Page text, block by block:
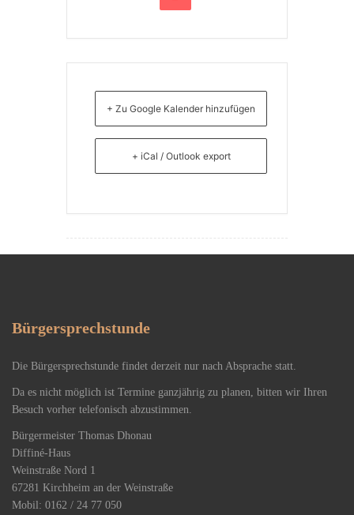
+ Zu Google Kalender hinzufügen
+ iCal / Outlook export
Bürgersprechstunde
Die Bürgersprechstunde findet derzeit nur nach Absprache statt.
Da es nicht möglich ist Termine ganzjährig zu planen, bitten wir Ihren
Besuch vorher telefonisch abzustimmen.
Bürgermeister Thomas Dhonau
Diffiné-Haus
​Weinstraße Nord 1
67281 Kirchheim an der Weinstraße
Mobil: 0162 / 24 77 050